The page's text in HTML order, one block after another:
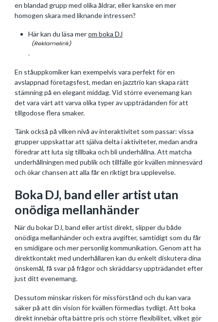
en blandad grupp med olika åldrar, eller kanske en mer
homogen skara med liknande intressen?
Här kan du läsa merom boka DJ
.
En ståuppkomiker kan exempelvis vara perfekt för en
avslappnad företagsfest, medan en jazztrio kan skapa rätt
stämning på en elegant middag. Vid större evenemang kan
det vara värt att varva olika typer av uppträdanden för att
tillgodose flera smaker.
Tänk också på vilken nivå av interaktivitet som passar: vissa
grupper uppskattar att själva delta i aktiviteter, medan andra
föredrar att luta sig tillbaka och bli underhållna. Att matcha
underhållningen med publik och tillfälle gör kvällen minnesvärd
och ökar chansen att alla får en riktigt bra upplevelse.
Boka DJ, band eller artist utan
onödiga mellanhänder
När du bokar DJ, band eller artist direkt, slipper du både
onödiga mellanhänder och extra avgifter, samtidigt som du får
en smidigare och mer personlig kommunikation. Genom att ha
direktkontakt med underhållaren kan du enkelt diskutera dina
önskemål, få svar på frågor och skräddarsy uppträdandet efter
just ditt evenemang.
Dessutom minskar risken för missförstånd och du kan vara
säker på att din vision för kvällen förmedlas tydligt. Att boka
direkt innebär ofta bättre pris och större flexibilitet, vilket gör